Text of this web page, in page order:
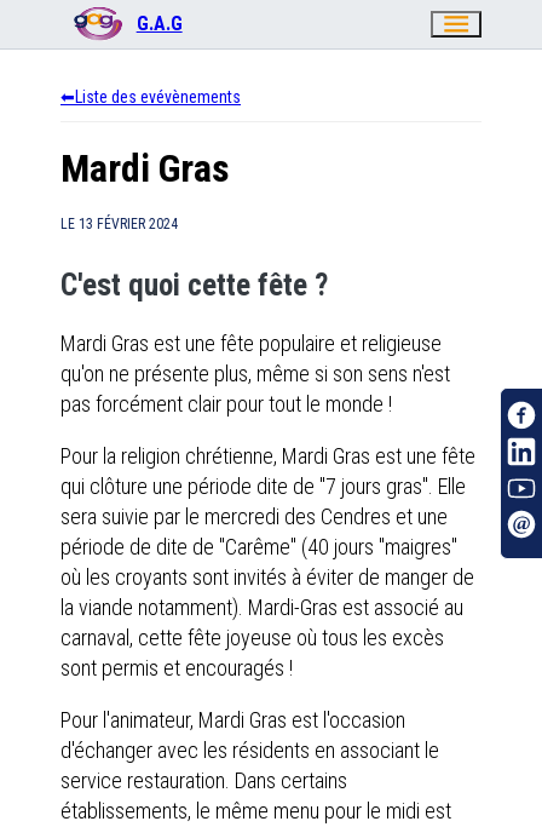
G.A.G menu
Liste des evévènements
Mardi Gras
LE 13 FÉVRIER 2024
C'est quoi cette fête ?
Mardi Gras est une fête populaire et religieuse
qu'on ne présente plus, même si son sens n'est
pas forcément clair pour tout le monde !
Pour la religion chrétienne, Mardi Gras est une fête
qui clôture une période dite de "7 jours gras". Elle
sera suivie par le mercredi des Cendres et une
période de dite de "Carême" (40 jours "maigres"
où les croyants sont invités à éviter de manger de
la viande notamment). Mardi-Gras est associé au
carnaval, cette fête joyeuse où tous les excès
sont permis et encouragés !
Pour l'animateur, Mardi Gras est l'occasion
d'échanger avec les résidents en associant le
service restauration. Dans certains
établissements, le même menu pour le midi est